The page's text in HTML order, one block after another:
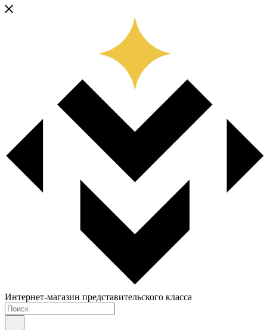
Интернет-магазин представительского класса